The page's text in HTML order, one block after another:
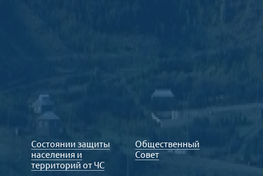
Состоянии защиты
населения и
территорий от ЧС
Общественный
Совет